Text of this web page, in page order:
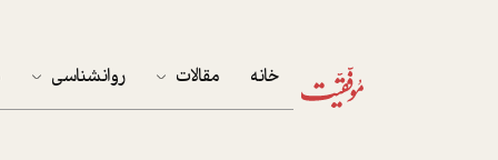
خانه مقالات روانشناسی